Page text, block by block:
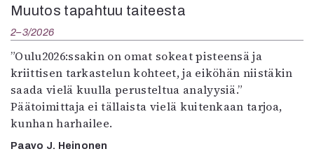
Muutos tapahtuu taiteesta
2–3/2026
”Oulu2026:ssakin on omat sokeat pisteensä ja
kriittisen tarkastelun kohteet, ja eiköhän niistäkin
saada vielä kuulla perusteltua analyysiä.”
Päätoimittaja ei tällaista vielä kuitenkaan tarjoa,
kunhan harhailee.
Paavo J. Heinonen